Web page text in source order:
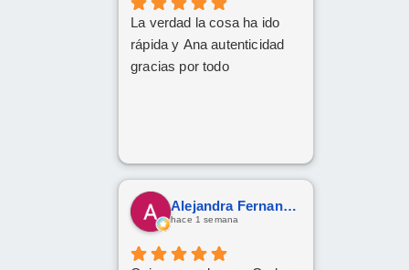
La verdad la cosa ha ido
rápida y Ana autenticidad
gracias por todo
Alejandra Fernandez
hace 1 semana